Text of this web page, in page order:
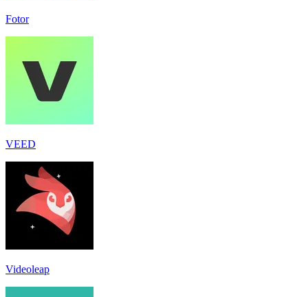
Fotor
VEED
Videoleap